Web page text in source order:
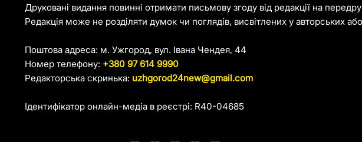
Друковані видання повинні отримати письмову згоду від редакції на
Редакція може не розділяти думок чи поглядів, висвітлених у авторських
Поштова адреса: м. Ужгород, вул. Івана Чендея, 44
Номер телефону: +380 97 614 9990
Редакторська скринька: uzhgorod24new@gmail.com
Ідентифікатор онлайн-медіа в реєстрі: R40-04685